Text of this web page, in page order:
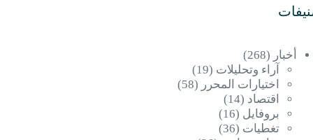
أخبار (268)
آراء وتحليلات (19)
اختيارات المحرر (58)
اقتصاد (14)
بروفايل (16)
تغطيات (36)